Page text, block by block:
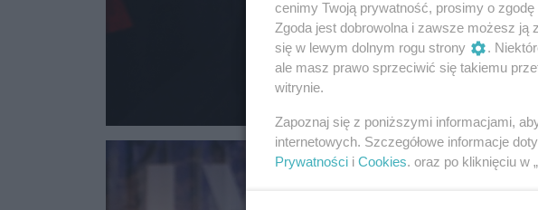
cenimy Twoją prywatność, prosimy o
Zgoda jest dobrowolna i zawsze możesz
się w lewym dolnym rogu strony
.
ale masz prawo sprzeciwić się takiemu
witrynie.
Zapoznaj się z poniższymi informacjami,
internetowych. Szczegółowe informacje
Prywatności i Cookies. oraz po kliknięciu w